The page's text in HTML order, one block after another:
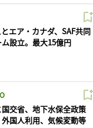
とエア・カナダ、SAF共同
設立。最大15億円
国交省、地下水保全政策
国人利用、気候変動等